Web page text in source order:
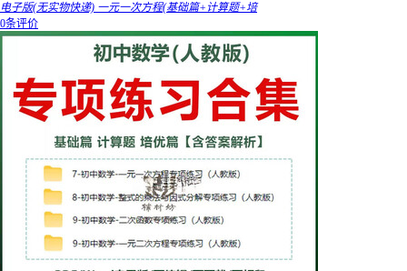
电子版(无实物快递) 一元一次方程(基础篇+计算题+培
0条评价